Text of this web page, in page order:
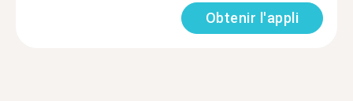
Obtenir l'appli